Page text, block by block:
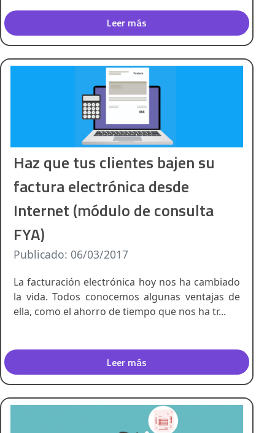
Leer más
Haz que tus clientes bajen su
factura electrónica desde
Internet (módulo de consulta
FYA)
Publicado: 06/03/2017
La facturación electrónica hoy nos ha cambiado
la vida. Todos conocemos algunas ventajas de
ella, como el ahorro de tiempo que nos ha tr...
Leer más